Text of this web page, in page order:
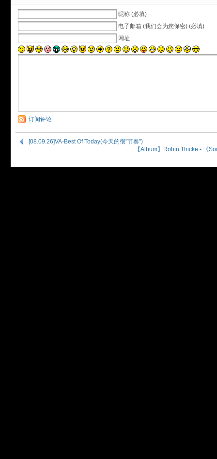
昵称 (必填)
电子邮箱 (我们会为您保密) (必填)
网址
订阅评论
[08.09.26]VA-Best Of Today(今天的很"节奏")
【Album】Robin Thicke - 《